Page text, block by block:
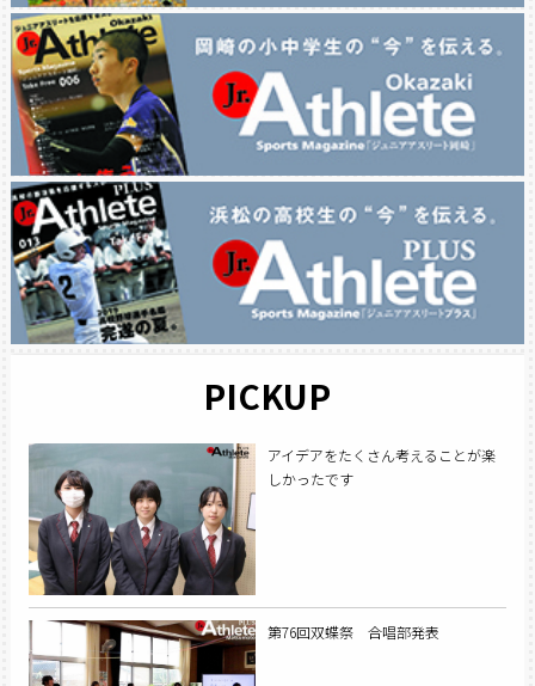
PICKUP
アイデアをたくさん考えることが楽
しかったです
第76回双蝶祭 合唱部発表